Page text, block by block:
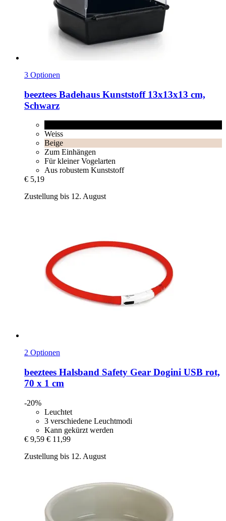
3 Optionen
beeztees Badehaus Kunststoff 13x13x13 cm,
Schwarz
Weiss
Beige
Zum Einhängen
Für kleiner Vogelarten
Aus robustem Kunststoff
€ 5,19
Zustellung bis 12. August
2 Optionen
beeztees Halsband Safety Gear Dogini USB rot,
70 x 1 cm
-20%
Leuchtet
3 verschiedene Leuchtmodi
Kann gekürzt werden
€ 9,59 € 11,99
Zustellung bis 12. August